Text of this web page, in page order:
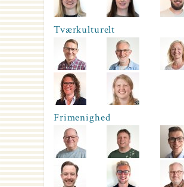
Tværkulturelt
Frimenighed